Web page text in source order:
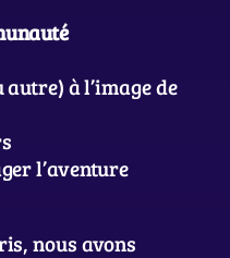
à l’image de
l’aventure
nous avons